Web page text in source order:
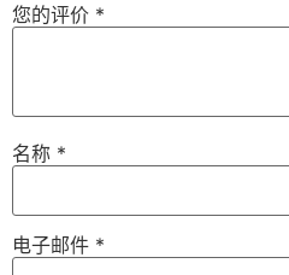
您的评价 *
名称 *
电子邮件 *